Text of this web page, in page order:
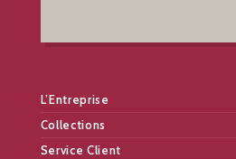
L’Entreprise
Collections
Service Client